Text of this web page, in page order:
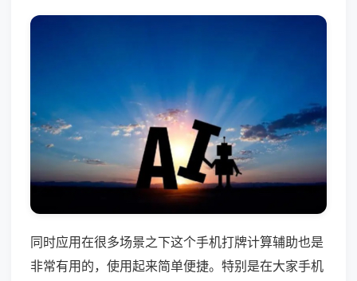
同时应用在很多场景之下这个手机打牌计算辅助也是
非常有用的，使用起来简单便捷。特别是在大家手机